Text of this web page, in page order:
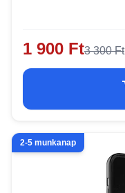
1 900 Ft3 300 Ft
2-5 munkanap